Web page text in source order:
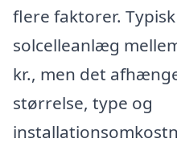
flere faktorer.
solcelleanlæg
kr., men det
størrelse, type og